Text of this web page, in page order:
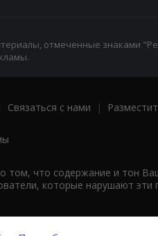
отмеченные знаками
Связаться с нами |
что содержание и тон
которые нарушают эти